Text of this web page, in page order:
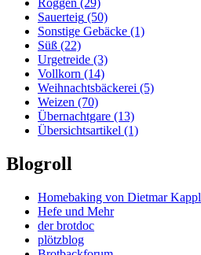
Roggen (29)
Sauerteig (50)
Sonstige Gebäcke (1)
Süß (22)
Urgetreide (3)
Vollkorn (14)
Weihnachtsbäckerei (5)
Weizen (70)
Übernachtgare (13)
Übersichtsartikel (1)
Blogroll
Homebaking von Dietmar Kappl
Hefe und Mehr
der brotdoc
plötzblog